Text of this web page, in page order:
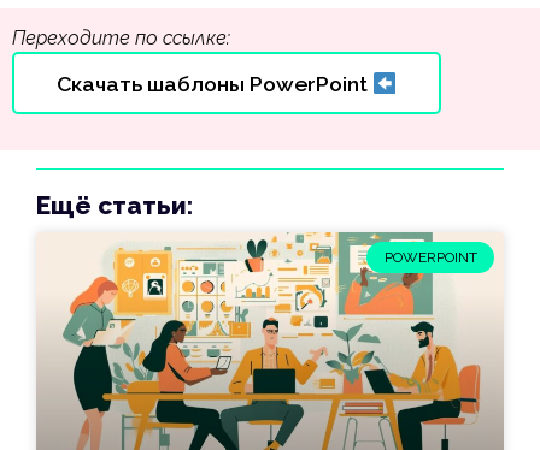
Переходите по ссылке:
Скачать шаблоны PowerPoint
Ещё статьи:
POWERPOINT